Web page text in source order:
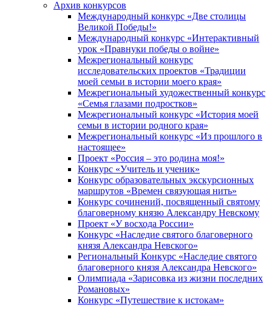
Архив конкурсов
Международный конкурс «Две столицы
Великой Победы!»
Международный конкурс «Интерактивный
урок «Правнуки победы о войне»
Межрегиональный конкурс
исследовательских проектов «Традиции
моей семьи в истории моего края»
Межрегиональный художественный конкурс
«Семья глазами подростков»
Межрегиональный конкурс «История моей
семьи в истории родного края»
Межрегиональный конкурс «Из прошлого в
настоящее»
Проект «Россия – это родина моя!»
Конкурс «Учитель и ученик»
Конкурс образовательных экскурсионных
маршрутов «Времен связующая нить»
Конкурс сочинений, посвященный святому
благоверному князю Александру Невскому
Проект «У восхода России»
Конкурс «Наследие святого благоверного
князя Александра Невского»
Региональный Конкурс «Наследие святого
благоверного князя Александра Невского»
Олимпиада «Зарисовка из жизни последних
Романовых»
Конкурс «Путешествие к истокам»